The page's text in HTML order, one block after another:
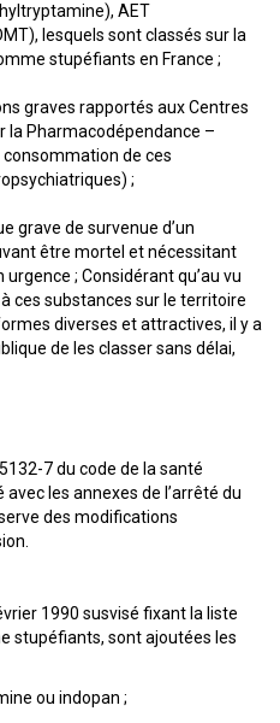
AET
lesquels sont classés sur la
stupéfiants en France ;
graves rapportés aux Centres
la Pharmacodépendance –
de ces
;
grave de survenue d’un
être mortel et nécessitant
; Considérant qu’au vu
ces substances sur le territoire
diverses et attractives, il y a
de les classer sans délai,
7 du code de la santé
les annexes de l’arrêté du
des modifications
1990 susvisé fixant la liste
stupéfiants, sont ajoutées les
ou indopan ;